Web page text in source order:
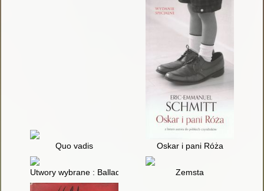
Quo vadis Oskar i pani Róża
Utwory wybrane : Balladyna ; Lilla Weneda ; Mazepa
Zemsta